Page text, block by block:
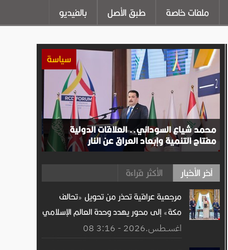
ملفات خاصة طبق الأصل بالفيديو
سياسة
محمد شياع السوداني.. العلاقات الدولية
مفتاح التنمية وإبعاد العراق عن النار
آخر الأخبار الأكثر قراءة
مرجعية عراقية تحذر من تحويل «تحالف
مكة» إلى محور يهدد وحدة العالم الإسلامي
08 اغســطس.2026 - 3:16